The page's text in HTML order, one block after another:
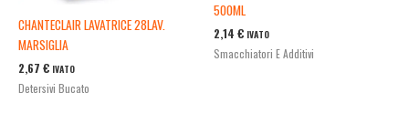
CHANTECLAIR LAVATRICE 28LAV.
MARSIGLIA
2,67 € IVATO
Detersivi Bucato
500ML
2,14 € IVATO
Smacchiatori E Additivi